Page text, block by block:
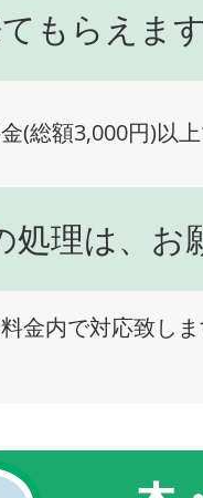
もらえま
(総額3,000円)以
処理は、お
金内で対応致し